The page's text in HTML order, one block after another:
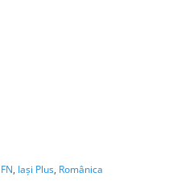
FN, Iaşi Plus, Românica